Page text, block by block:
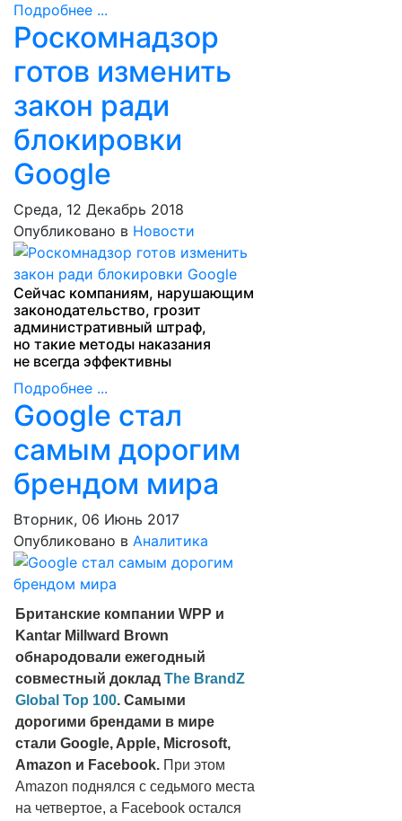
Подробнее ...
Роскомнадзор
готов изменить
закон ради
блокировки
Google
Среда, 12 Декабрь 2018
Опубликовано в Новости
Сейчас компаниям, нарушающим
законодательство, грозит
административный штраф,
но такие методы наказания
не всегда эффективны
Подробнее ...
Google стал
самым дорогим
брендом мира
Вторник, 06 Июнь 2017
Опубликовано в Аналитика
Британские компании WPP и
Kantar Millward Brown
обнародовали ежегодный
совместный доклад The BrandZ
Global Top 100. Cамыми
дорогими брендами в мире
стали Google, Apple, Microsoft,
Amazon и Facebook. При этом
Amazon поднялся с седьмого места
на четвертое, а Facebook остался